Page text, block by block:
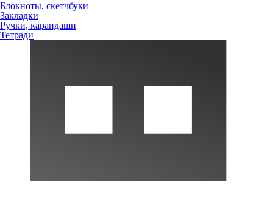
Блокноты, скетчбуки
Закладки
Ручки, карандаши
Тетради